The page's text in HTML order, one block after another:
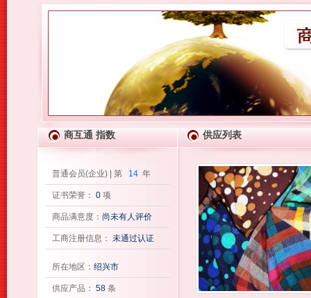
商互通 指数 供应列表
普通会员(企业) | 第 14 年
证书荣誉： 0 项
商品满意度： 尚未有人评价
工商注册信息： 未通过认证
所在地区： 绍兴市
供应产品： 58 条